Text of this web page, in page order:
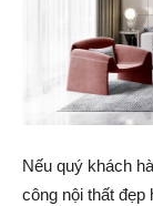
Nếu quý khách
công nội thất